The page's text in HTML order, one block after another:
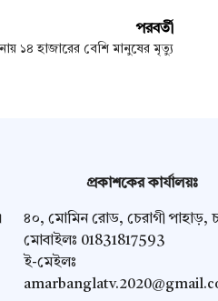
পরবর্তী
১৪ হাজারের বেশি মানুষের মৃত্যু
প্রকাশকের কার্যালয়ঃ
৪০, মোমিন রোড, চেরাগী পাহাড়,
মোবাইলঃ 01831817593
ই-মেইলঃ